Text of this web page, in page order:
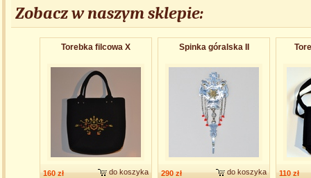
Zobacz w naszym sklepie:
Torebka filcowa X
160 zł do koszyka
Spinka góralska II
290 zł do koszyka 110 zł